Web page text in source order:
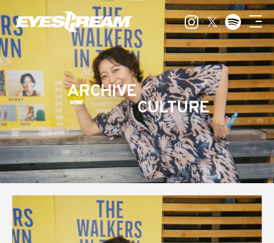
ARCHIVE
CULTURE